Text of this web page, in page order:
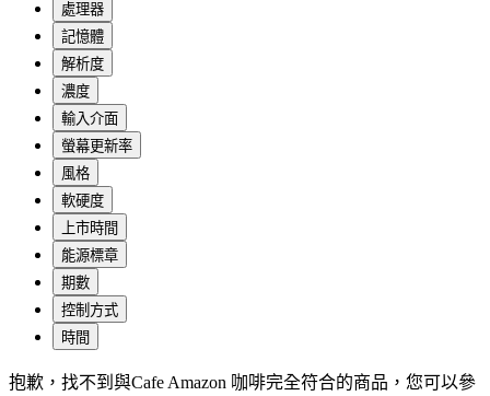
處理器
記憶體
解析度
濃度
輸入介面
螢幕更新率
風格
軟硬度
上市時間
能源標章
期數
控制方式
時間
抱歉， 找不到與Cafe Amazon 咖啡完全符合的商品，您可以參